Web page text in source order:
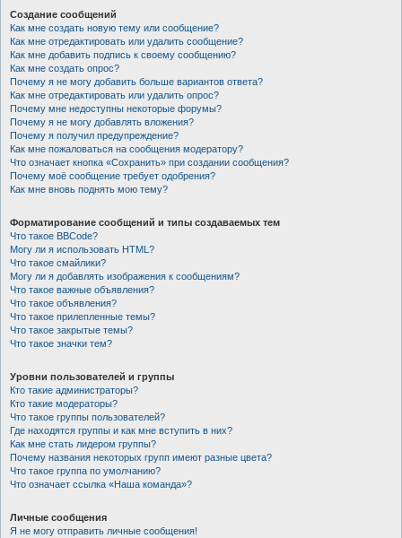
Создание сообщений
Как мне создать новую тему или сообщение?
Как мне отредактировать или удалить сообщение?
Как мне добавить подпись к своему сообщению?
Как мне создать опрос?
Почему я не могу добавить больше вариантов ответа?
Как мне отредактировать или удалить опрос?
Почему мне недоступны некоторые форумы?
Почему я не могу добавлять вложения?
Почему я получил предупреждение?
Как мне пожаловаться на сообщения модератору?
Что означает кнопка «Сохранить» при создании сообщения?
Почему моё сообщение требует одобрения?
Как мне вновь поднять мою тему?
Форматирование сообщений и типы создаваемых тем
Что такое BBCode?
Могу ли я использовать HTML?
Что такое смайлики?
Могу ли я добавлять изображения к сообщениям?
Что такое важные объявления?
Что такое объявления?
Что такое прилепленные темы?
Что такое закрытые темы?
Что такое значки тем?
Уровни пользователей и группы
Кто такие администраторы?
Кто такие модераторы?
Что такое группы пользователей?
Где находятся группы и как мне вступить в них?
Как мне стать лидером группы?
Почему названия некоторых групп имеют разные цвета?
Что такое группа по умолчанию?
Что означает ссылка «Наша команда»?
Личные сообщения
Я не могу отправить личные сообщения!